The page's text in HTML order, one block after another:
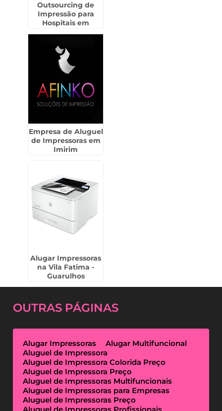
Outsourcing de
Impressão para
Hospitais em
Empresa de Aluguel
de Impressoras em
Imirim
Alugar Impressoras
na Vila Fatima -
Guarulhos
OUTRAS PÁGINAS
Alugar Impressoras
Alugar Multifuncional
Aluguel de Impressora
Aluguel de Impressora Colorida Preço
Aluguel de Impressora Preço
Aluguel de Impressoras Multifuncionais
Aluguel de Impressoras para Empresas
Aluguel de Impressoras Preço